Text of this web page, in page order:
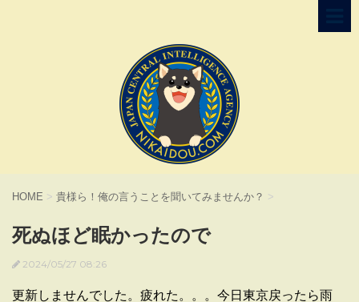
HOME > 貴様ら！俺の言うことを聞いてみませんか？ >
死ぬほど眠かったので
2024/05/27 08:26
更新しませんでした。疲れた。。。今日東京戻ったら雨